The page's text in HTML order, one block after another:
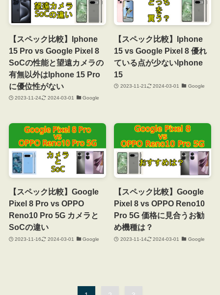
【スペック比較】Iphone
15 Pro vs Google Pixel 8
SoCの性能と望遠カメラの
有無以外はIphone 15 Pro
に優位性がない
2023-11-24 2024-03-01 Google
【スペック比較】Iphone
15 vs Google Pixel 8 優れ
ている点が少ないIphone
15
2023-11-21 2024-03-01 Google
【スペック比較】Google
Pixel 8 Pro vs OPPO
Reno10 Pro 5G カメラと
SoCの違い
2023-11-16 2024-03-01 Google
【スペック比較】Google
Pixel 8 vs OPPO Reno10
Pro 5G 価格に見合うお勧
め機種は？
2023-11-14 2024-03-01 Google